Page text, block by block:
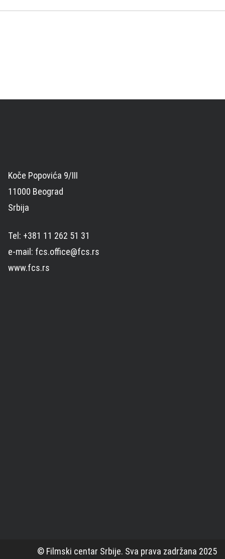
Koče Popovića 9/III
11000 Beograd
Srbija
Tel: +381 11 262 51 31
e-mail: fcs.office@fcs.rs
www.fcs.rs
© Filmski centar Srbije. Sva prava zadržana 2025